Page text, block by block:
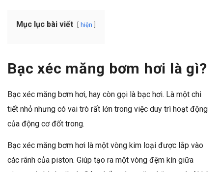
Mục lục bài viết hiện
Bạc xéc măng bơm hơi là gì?
Bạc xéc măng bơm hơi, hay còn gọi là bạc hơi. Là một chi
tiết nhỏ nhưng có vai trò rất lớn trong việc duy trì hoạt động
của động cơ đốt trong.
Bạc xéc măng bơm hơi là một vòng kim loại được lắp vào
các rãnh của piston. Giúp tạo ra một vòng đệm kín giữa